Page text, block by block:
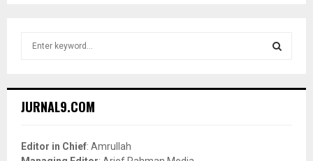
h
o
r
JURNAL9.COM
Editor in Chief: Amrullah